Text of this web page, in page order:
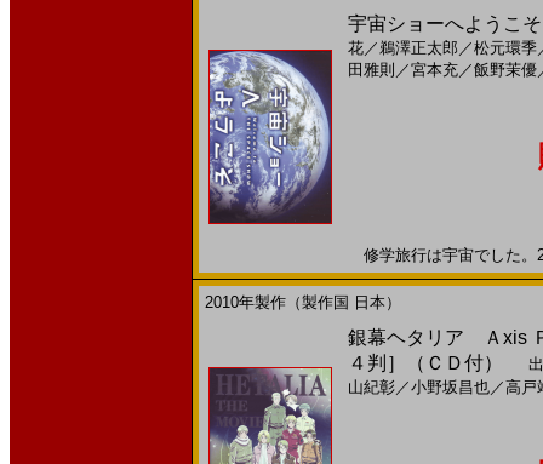
宇宙ショーへようこ
花／鵜澤正太郎 ／松元環季
田雅則 ／宮本充／飯野茉優
修学旅行は宇宙でした
2010年製作（製作国 日本）
銀幕ヘタリア Ａxis
４判］（ＣＤ付）
出
山紀彰／小野坂昌也／高戸